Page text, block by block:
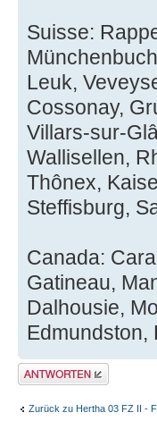
Suisse:
Leuk,
Cossonay,
Villars-sur-
Wallisellen,
Thônex,
Steffisburg,
Canada:
Gatineau,
Dalhousie,
Edmundston,
Antwort erstellen
Zurück zu Hertha 03 FZ II -